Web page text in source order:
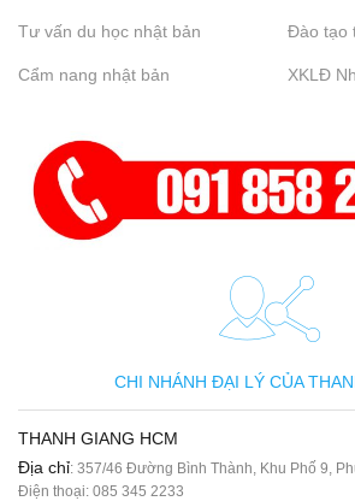
Tư vấn du học nhật bản Đào tạo
Cẩm nang nhật bản XKLĐ
CHI NHÁNH ĐẠI LÝ CỦA
THANH GIANG HCM
Địa chỉ: 357/46 Đường Bình Thành, Khu Phố 9,
Điện thoại: 085 345 2233